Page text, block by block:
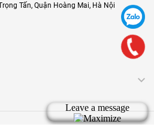
Tấn, Quận Hoàng Mai, Hà Nội